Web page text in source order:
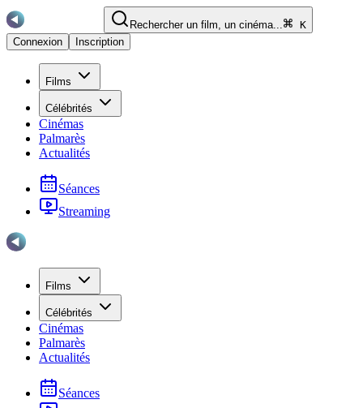
Rechercher un film, un cinéma...
K
Connexion
Inscription
Films
Célébrités
Cinémas
Palmarès
Actualités
Séances
Streaming
Films
Célébrités
Cinémas
Palmarès
Actualités
Séances